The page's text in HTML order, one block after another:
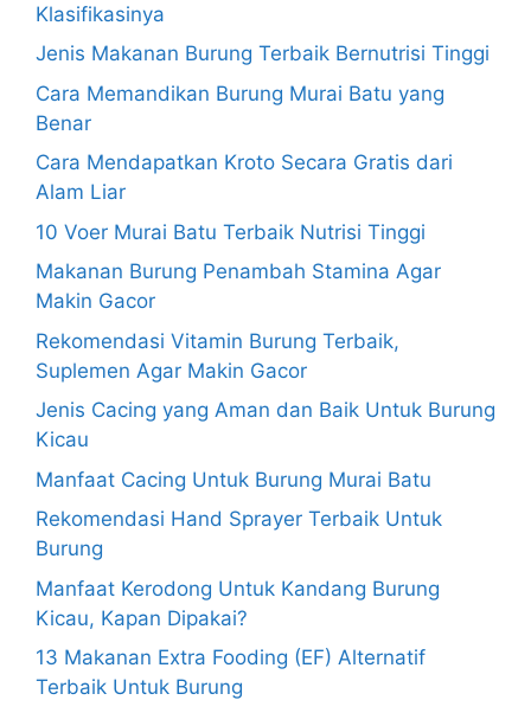
Klasifikasinya
Jenis Makanan Burung Terbaik Bernutrisi Tinggi
Cara Memandikan Burung Murai Batu yang
Benar
Cara Mendapatkan Kroto Secara Gratis dari
Alam Liar
10 Voer Murai Batu Terbaik Nutrisi Tinggi
Makanan Burung Penambah Stamina Agar
Makin Gacor
Rekomendasi Vitamin Burung Terbaik,
Suplemen Agar Makin Gacor
Jenis Cacing yang Aman dan Baik Untuk Burung
Kicau
Manfaat Cacing Untuk Burung Murai Batu
Rekomendasi Hand Sprayer Terbaik Untuk
Burung
Manfaat Kerodong Untuk Kandang Burung
Kicau, Kapan Dipakai?
13 Makanan Extra Fooding (EF) Alternatif
Terbaik Untuk Burung